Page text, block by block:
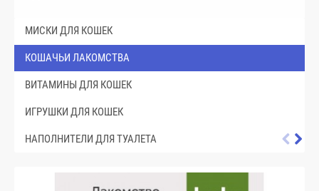
МИСКИ ДЛЯ КОШЕК
КОШАЧЬИ ЛАКОМСТВА
ВИТАМИНЫ ДЛЯ КОШЕК
ИГРУШКИ ДЛЯ КОШЕК
НАПОЛНИТЕЛИ ДЛЯ ТУАЛЕТА